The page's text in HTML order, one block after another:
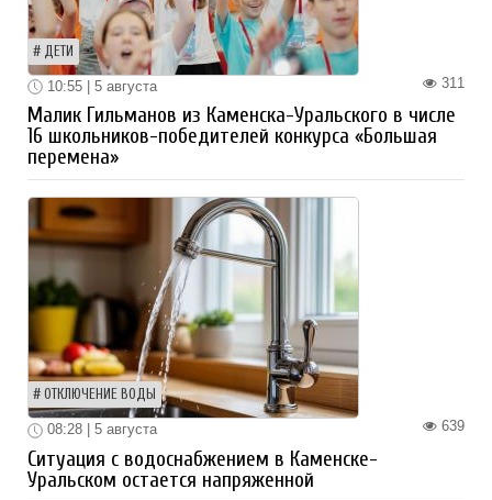
ДЕТИ
311
10:55 | 5 августа
Малик Гильманов из Каменска-Уральского в числе
16 школьников-победителей конкурса «Большая
перемена»
ОТКЛЮЧЕНИЕ ВОДЫ
639
08:28 | 5 августа
Ситуация с водоснабжением в Каменске-
Уральском остается напряженной